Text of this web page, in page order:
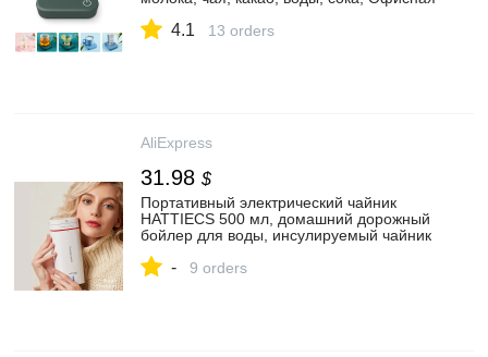
температурой, грелка|Заварочные
4.1 13 orders
AliExpress
31.98 $
Портативный электрический чайник
HATTIECS 500 мл, домашний дорожный
бойлер для воды, инсулируемый чайник
кипячения|Электрические чайники| |
- 9 orders